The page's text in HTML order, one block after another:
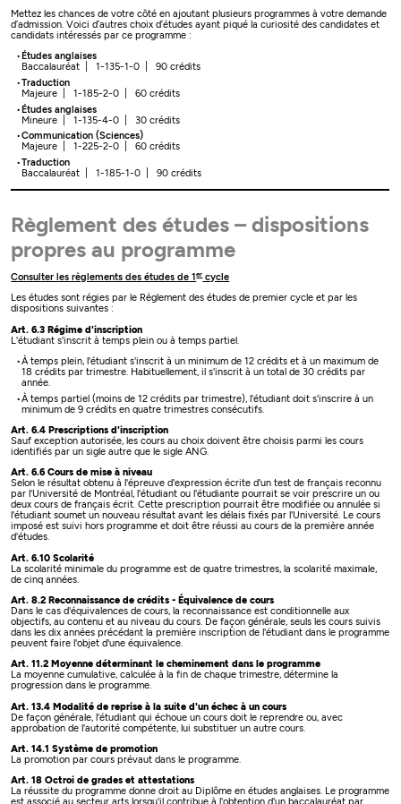
Mettez les chances de votre côté en ajoutant plusieurs programmes à votre demande
d’admission. Voici d’autres choix d’études ayant piqué la curiosité des candidates et
candidats intéressés par ce programme :
Études anglaises
Baccalauréat | 1-135-1-0 | 90 crédits
Traduction
Majeure | 1-185-2-0 | 60 crédits
Études anglaises
Mineure | 1-135-4-0 | 30 crédits
Communication (Sciences)
Majeure | 1-225-2-0 | 60 crédits
Traduction
Baccalauréat | 1-185-1-0 | 90 crédits
Règlement des études – dispositions
propres au programme
Consulter les règlements des études de 1ercycle
Les études sont régies par le Règlement des études de premier cycle et par les
dispositions suivantes :
Art. 6.3 Régime d'inscription
L'étudiant s'inscrit à temps plein ou à temps partiel.
À temps plein, l'étudiant s'inscrit à un minimum de 12 crédits et à un maximum de
18 crédits par trimestre. Habituellement, il s'inscrit à un total de 30 crédits par
année.
À temps partiel (moins de 12 crédits par trimestre), l'étudiant doit s'inscrire à un
minimum de 9 crédits en quatre trimestres consécutifs.
Art. 6.4 Prescriptions d'inscription
Sauf exception autorisée, les cours au choix doivent être choisis parmi les cours
identifiés par un sigle autre que le sigle ANG.
Art. 6.6 Cours de mise à niveau
Selon le résultat obtenu à l'épreuve d'expression écrite d'un test de français reconnu
par l'Université de Montréal, l'étudiant ou l'étudiante pourrait se voir prescrire un ou
deux cours de français écrit. Cette prescription pourrait être modifiée ou annulée si
l'étudiant soumet un nouveau résultat avant les délais fixés par l'Université. Le cours
imposé est suivi hors programme et doit être réussi au cours de la première année
d'études.
Art. 6.10 Scolarité
La scolarité minimale du programme est de quatre trimestres, la scolarité maximale,
de cinq années.
Art. 8.2 Reconnaissance de crédits - Équivalence de cours
Dans le cas d'équivalences de cours, la reconnaissance est conditionnelle aux
objectifs, au contenu et au niveau du cours. De façon générale, seuls les cours suivis
dans les dix années précédant la première inscription de l'étudiant dans le programme
peuvent faire l'objet d'une équivalence.
Art. 11.2 Moyenne déterminant le cheminement dans le programme
La moyenne cumulative, calculée à la fin de chaque trimestre, détermine la
progression dans le programme.
Art. 13.4 Modalité de reprise à la suite d'un échec à un cours
De façon générale, l'étudiant qui échoue un cours doit le reprendre ou, avec
approbation de l'autorité compétente, lui substituer un autre cours.
Art. 14.1 Système de promotion
La promotion par cours prévaut dans le programme.
Art. 18 Octroi de grades et attestations
La réussite du programme donne droit au Diplôme en études anglaises. Le programme